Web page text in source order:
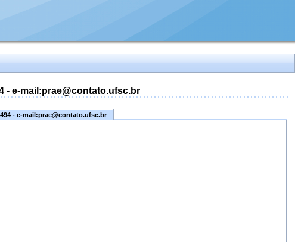
- e-mail:prae@contato.ufsc.br
- e-mail:prae@contato.ufsc.br